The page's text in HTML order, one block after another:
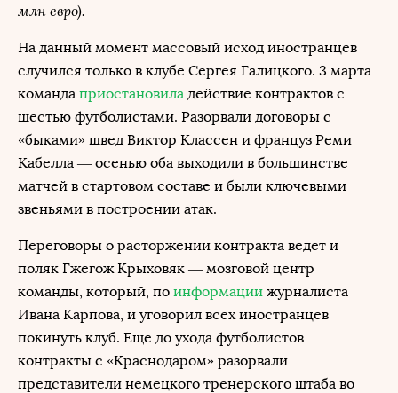
млн евро).
На данный момент массовый исход иностранцев
случился только в клубе Сергея Галицкого. 3 марта
команда приостановила действие контрактов с
шестью футболистами. Разорвали договоры с
«быками» швед Виктор Классен и француз Реми
Кабелла — осенью оба выходили в большинстве
матчей в стартовом составе и были ключевыми
звеньями в построении атак.
Переговоры о расторжении контракта ведет и
поляк Гжегож Крыховяк — мозговой центр
команды, который, по информации журналиста
Ивана Карпова, и уговорил всех иностранцев
покинуть клуб. Еще до ухода футболистов
контракты с «Краснодаром» разорвали
представители немецкого тренерского штаба во